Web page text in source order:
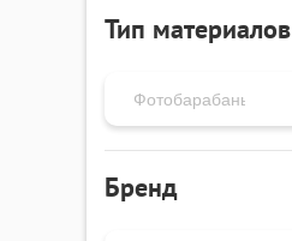
Тип материалов
Бренд